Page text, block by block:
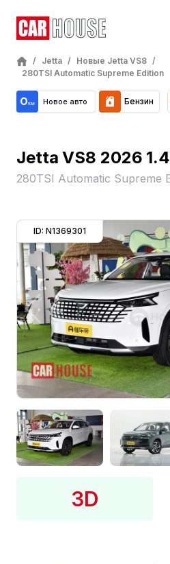
/ Jetta / Новые Jetta VS8 /
280TSI Automatic Supreme Edition
Новое авто Бензин
Jetta VS8 2026
280TSI Automatic Supreme
ID: N1369301
3D